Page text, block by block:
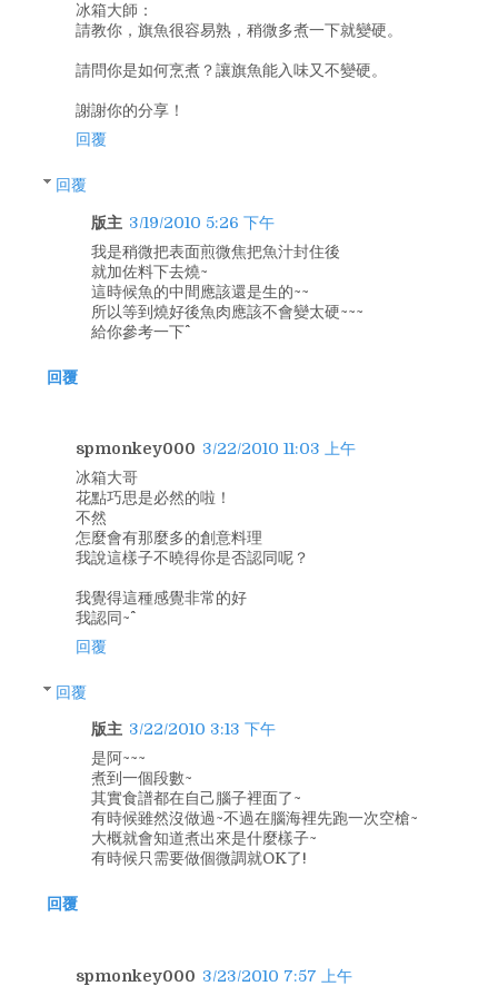
冰箱大師：
請教你，旗魚很容易熟，稍微多煮一下就變硬。
請問你是如何烹煮？讓旗魚能入味又不變硬。
謝謝你的分享！
回覆
回覆
版主 3/19/2010 5:26 下午
我是稍微把表面煎微焦把魚汁封住後
就加佐料下去燒~
這時候魚的中間應該還是生的~~
所以等到燒好後魚肉應該不會變太硬~~~
給你參考一下^^
回覆
spmonkey000 3/22/2010 11:03 上午
冰箱大哥
花點巧思是必然的啦！
不然
怎麼會有那麼多的創意料理
我說這樣子不曉得你是否認同呢？
我覺得這種感覺非常的好
我認同~^^
回覆
回覆
版主 3/22/2010 3:13 下午
是阿~~~
煮到一個段數~
其實食譜都在自己腦子裡面了~
有時候雖然沒做過~不過在腦海裡先跑一次空槍~
大概就會知道煮出來是什麼樣子~
有時候只需要做個微調就OK了!
回覆
spmonkey000 3/23/2010 7:57 上午